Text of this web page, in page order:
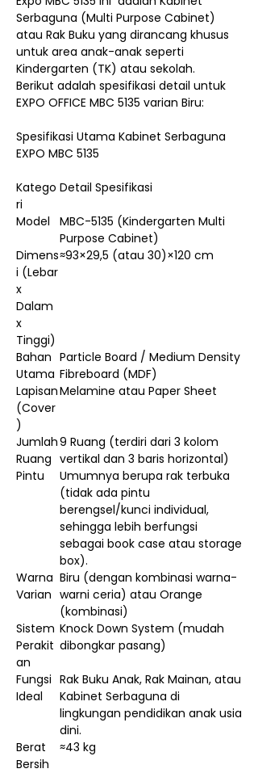
Serbaguna (Multi Purpose Cabinet)
atau Rak Buku yang dirancang khusus
untuk area anak-anak seperti
Kindergarten (TK) atau sekolah.
Berikut adalah spesifikasi detail untuk
EXPO OFFICE MBC 5135 varian Biru:
Spesifikasi Utama Kabinet Serbaguna
EXPO MBC 5135
Katego
ri
Detail Spesifikasi
Model
MBC-5135 (Kindergarten Multi
Purpose Cabinet)
Dimens
i (Lebar
x
Dalam
x
Tinggi)
≈93×29,5 (atau 30)×120 cm
Bahan
Utama
Particle Board / Medium Density
Fibreboard (MDF)
Lapisan
(Cover
)
Melamine atau Paper Sheet
Jumlah
Ruang
9 Ruang (terdiri dari 3 kolom
vertikal dan 3 baris horizontal)
Pintu
Umumnya berupa rak terbuka
(tidak ada pintu
berengsel/kunci individual,
sehingga lebih berfungsi
sebagai book case atau storage
box).
Warna
Varian
Biru (dengan kombinasi warna-
warni ceria) atau Orange
(kombinasi)
Sistem
Perakit
an
Knock Down System (mudah
dibongkar pasang)
Fungsi
Ideal
Rak Buku Anak, Rak Mainan, atau
Kabinet Serbaguna di
lingkungan pendidikan anak usia
dini.
Berat
Bersih
≈43 kg